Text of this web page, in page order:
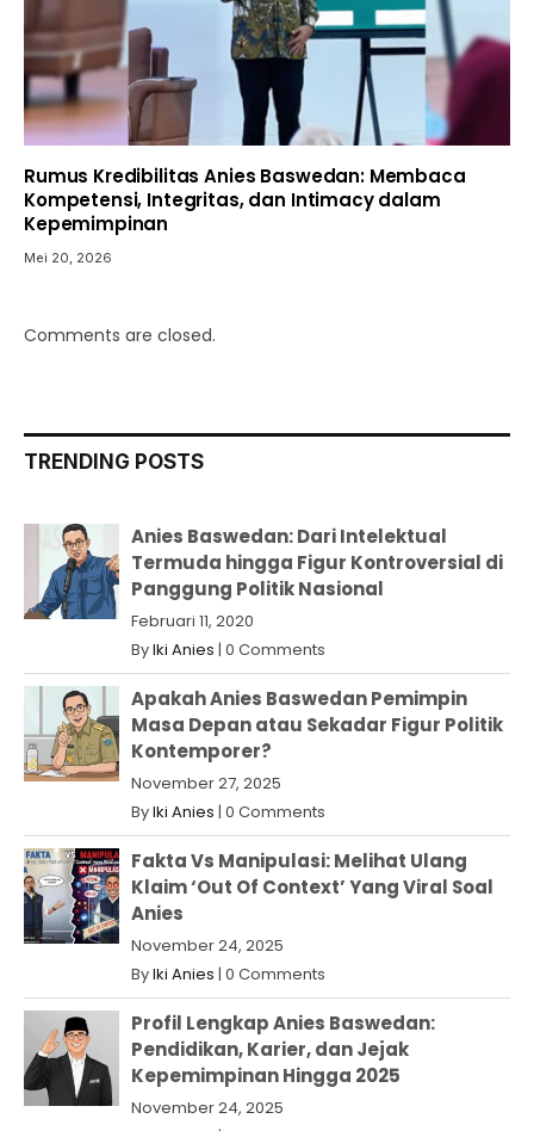
Rumus Kredibilitas Anies Baswedan: Membaca
Kompetensi, Integritas, dan Intimacy dalam
Kepemimpinan
Mei 20, 2026
Comments are closed.
TRENDING POSTS
Anies Baswedan: Dari Intelektual
Termuda hingga Figur Kontroversial di
Panggung Politik Nasional
Februari 11, 2020
ByIki Anies | 0 Comments
Apakah Anies Baswedan Pemimpin
Masa Depan atau Sekadar Figur Politik
Kontemporer?
November 27, 2025
ByIki Anies | 0 Comments
Fakta Vs Manipulasi: Melihat Ulang
Klaim ‘Out Of Context’ Yang Viral Soal
Anies
November 24, 2025
ByIki Anies | 0 Comments
Profil Lengkap Anies Baswedan:
Pendidikan, Karier, dan Jejak
Kepemimpinan Hingga 2025
November 24, 2025